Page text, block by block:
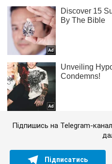
Підпишись на Telegram-
Підписатись